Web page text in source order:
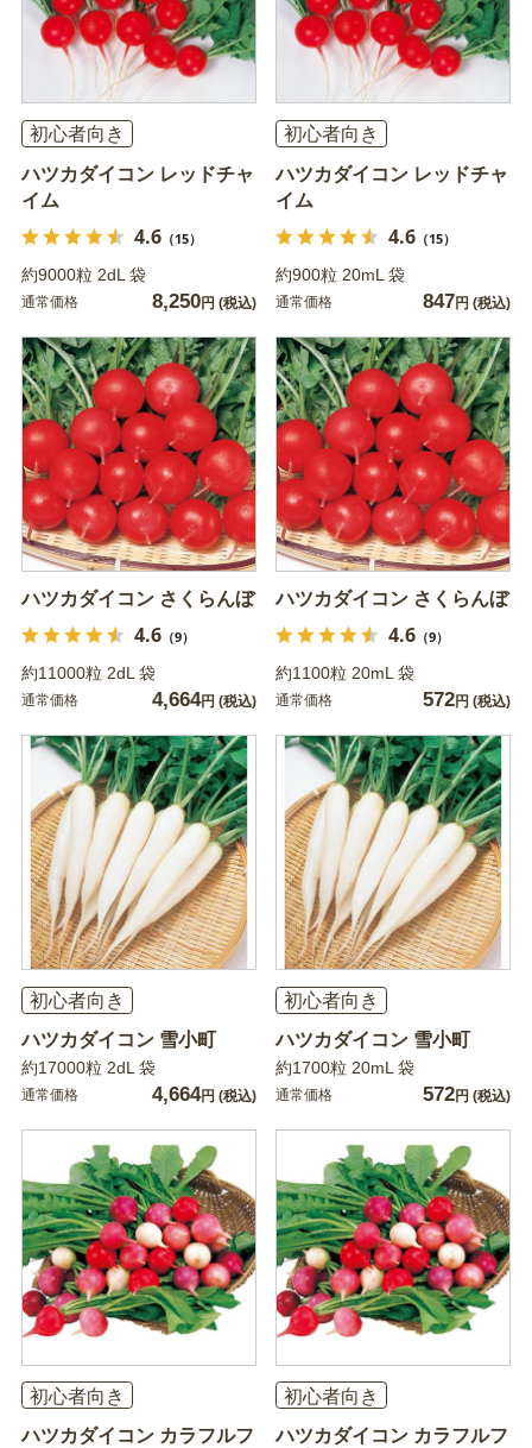
初心者向き
ハツカダイコン レッドチャ
イム
4.6（15）
約9000粒 2dL 袋
通常価格 8,250円 (税込)
初心者向き
ハツカダイコン レッドチャ
イム
4.6（15）
約900粒 20mL 袋
通常価格 847円 (税込)
ハツカダイコン さくらんぼ
4.6（9）
約11000粒 2dL 袋
通常価格 4,664円 (税込)
ハツカダイコン さくらんぼ
4.6（9）
約1100粒 20mL 袋
通常価格 572円 (税込)
初心者向き
ハツカダイコン 雪小町
約17000粒 2dL 袋
通常価格 4,664円 (税込)
初心者向き
ハツカダイコン 雪小町
約1700粒 20mL 袋
通常価格 572円 (税込)
初心者向き
ハツカダイコン カラフルフ
初心者向き
ハツカダイコン カラフルフ